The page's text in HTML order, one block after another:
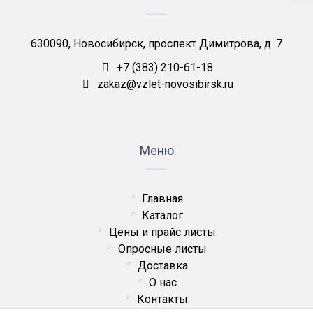
630090, Новосибирск, проспект Димитрова, д. 7
+7 (383) 210-61-18
zakaz@vzlet-novosibirsk.ru
Меню
Главная
Каталог
Цены и прайс листы
Опросные листы
Доставка
О нас
Контакты